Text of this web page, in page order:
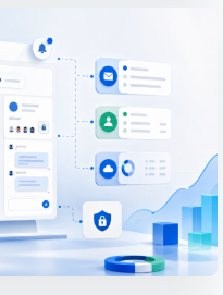
trực quan hóa
trợ ra quyết